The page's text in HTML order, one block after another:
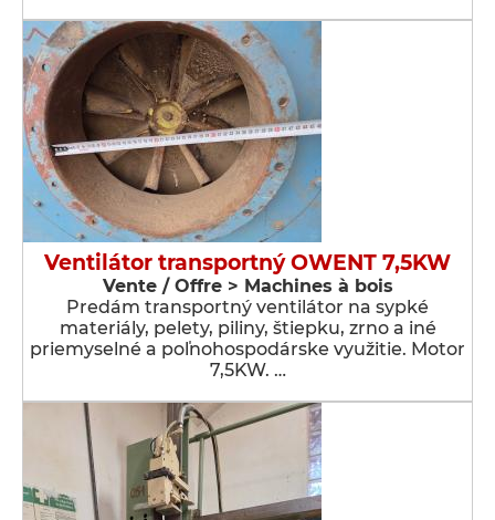
Ventilátor transportný OWENT 7,5KW
Vente / Offre > Machines à bois
Predám transportný ventilátor na sypké
materiály, pelety, piliny, štiepku, zrno a iné
priemyselné a poľnohospodárske využitie. Motor
7,5KW. …